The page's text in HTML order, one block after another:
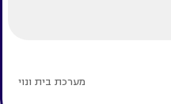
מערכת בית ונוי